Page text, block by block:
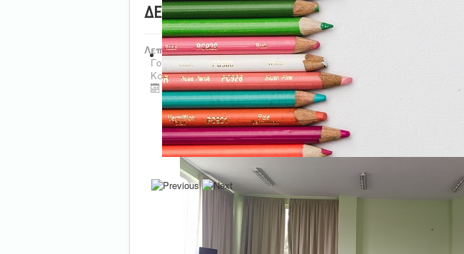
ΔΕΛΤΙΟ ΤΥΠΟΥ - ΔΣ Ιτέας
Λεπτομέρειες
Γονική Κατηγορία:
Τμήμα Ε' Εκπαιδευτικών Θεμάτων
Κατηγορία:Σχολικές Δράσεις
Τελευταία ενημέρωση : 13 Φεβρουαρίου 2025